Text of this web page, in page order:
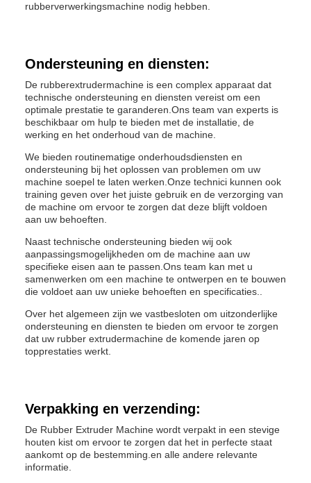
rubberverwerkingsmachine nodig hebben.
Ondersteuning en diensten:
De rubberextrudermachine is een complex apparaat dat
technische ondersteuning en diensten vereist om een
optimale prestatie te garanderen.Ons team van experts is
beschikbaar om hulp te bieden met de installatie, de
werking en het onderhoud van de machine.
We bieden routinematige onderhoudsdiensten en
ondersteuning bij het oplossen van problemen om uw
machine soepel te laten werken.Onze technici kunnen ook
training geven over het juiste gebruik en de verzorging van
de machine om ervoor te zorgen dat deze blijft voldoen
aan uw behoeften.
Naast technische ondersteuning bieden wij ook
aanpassingsmogelijkheden om de machine aan uw
specifieke eisen aan te passen.Ons team kan met u
samenwerken om een machine te ontwerpen en te bouwen
die voldoet aan uw unieke behoeften en specificaties..
Over het algemeen zijn we vastbesloten om uitzonderlijke
ondersteuning en diensten te bieden om ervoor te zorgen
dat uw rubber extrudermachine de komende jaren op
topprestaties werkt.
Verpakking en verzending:
De Rubber Extruder Machine wordt verpakt in een stevige
houten kist om ervoor te zorgen dat het in perfecte staat
aankomt op de bestemming.en alle andere relevante
informatie.